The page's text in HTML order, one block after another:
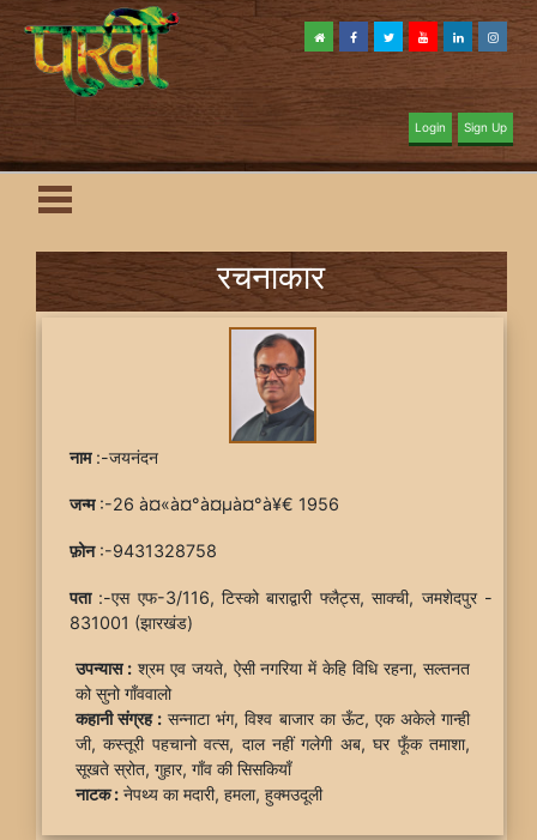
Login Sign Up
रचनाकार
नाम:-जयनंदन
जन्म:-26 à¤«à¤°à¤µà¤°à¥€ 1956
फ़ोन:-9431328758
पता:-एस एफ-3/116, टिस्को बाराद्वारी फ्लैट्स, साक्ची, जमशेदपुर -
831001 (झारखंड)
उपन्यास :श्रम एव जयते, ऐसी नगरिया में केहि विधि रहना, सल्तनत
को सुनो गाँववालो
कहानी संग्रह : सन्नाटा भंग, विश्व बाजार का ऊँट, एक अकेले गान्ही
जी, कस्तूरी पहचानो वत्स, दाल नहीं गलेगी अब, घर फूँक तमाशा,
सूखते स्रोत, गुहार, गाँव की सिसकियाँ
नाटक : नेपथ्य का मदारी, हमला, हुक्मउदूली